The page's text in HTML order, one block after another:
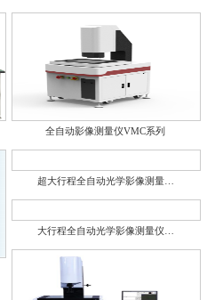
全自动影像测量仪VMC系列
超大行程全自动光学影像测量…
大行程全自动光学影像测量仪…